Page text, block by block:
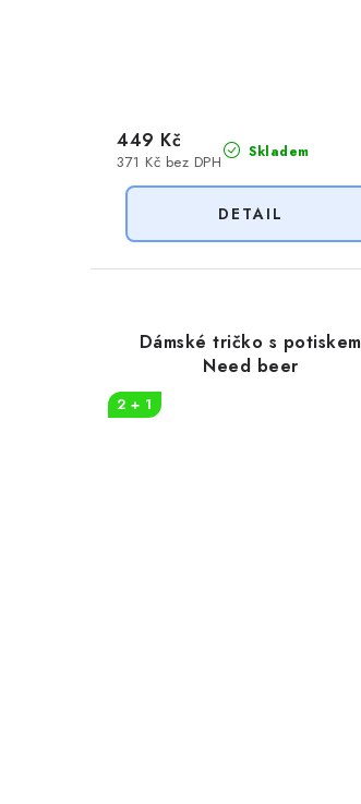
Skladem
371 Kč bez DPH
449 Kč
Dámské tričko s potiskem
Need beer
2 + 1